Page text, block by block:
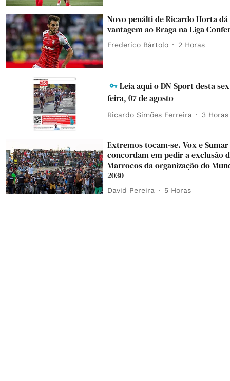
Novo penálti de Ricardo Horta dá
vantagem ao Braga na Liga
Frederico Bártolo 2 Horas
Leia aqui o DN Sport desta
feira, 07 de agosto
Ricardo Simões Ferreira 3 Horas
Extremos tocam-se. Vox e Sumar
concordam em pedir a exclusão
Marrocos da organização do
2030
David Pereira 5 Horas